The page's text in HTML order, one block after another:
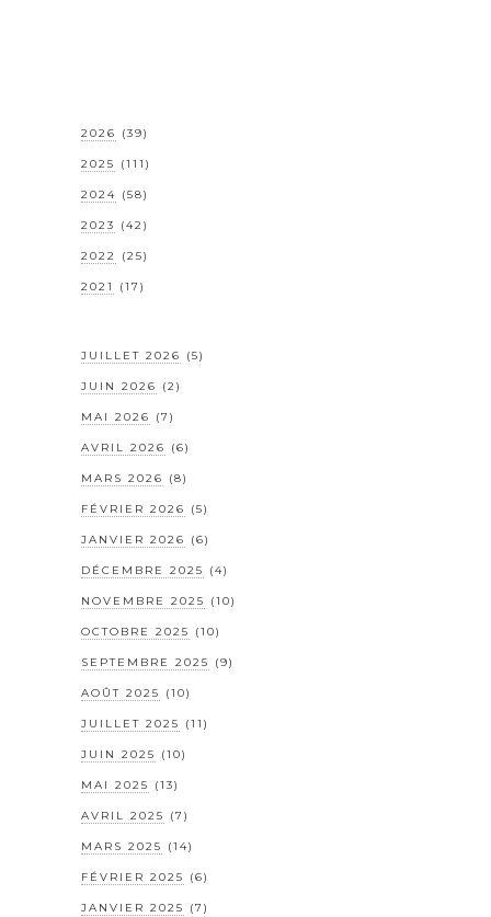
2026 (39)
2025 (111)
2024 (58)
2023 (42)
2022 (25)
2021 (17)
JUILLET 2026 (5)
JUIN 2026 (2)
MAI 2026 (7)
AVRIL 2026 (6)
MARS 2026 (8)
FÉVRIER 2026 (5)
JANVIER 2026 (6)
DÉCEMBRE 2025 (4)
NOVEMBRE 2025 (10)
OCTOBRE 2025 (10)
SEPTEMBRE 2025 (9)
AOÛT 2025 (10)
JUILLET 2025 (11)
JUIN 2025 (10)
MAI 2025 (13)
AVRIL 2025 (7)
MARS 2025 (14)
FÉVRIER 2025 (6)
JANVIER 2025 (7)